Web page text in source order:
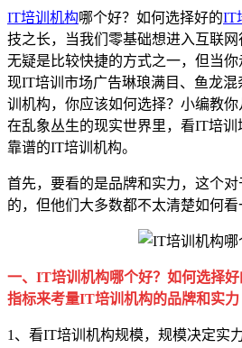
IT培训机构哪个好？如何选择好的IT
技之长，当我们零基础想进入互联网
无疑是比较快捷的方式之一，但当
现IT培训市场广告琳琅满目、鱼龙
训机构，你应该如何选择？小编教你
在乱象丛生的现实世界里，看IT培
靠谱的IT培训机构。
首先，要看的是品牌和实力，这个
的，但他们大多数都不太清楚如何看
一、IT培训机构哪个好？如何选择
指标来考量IT培训机构的品牌和实力
1、看IT培训机构规模，规模决定实